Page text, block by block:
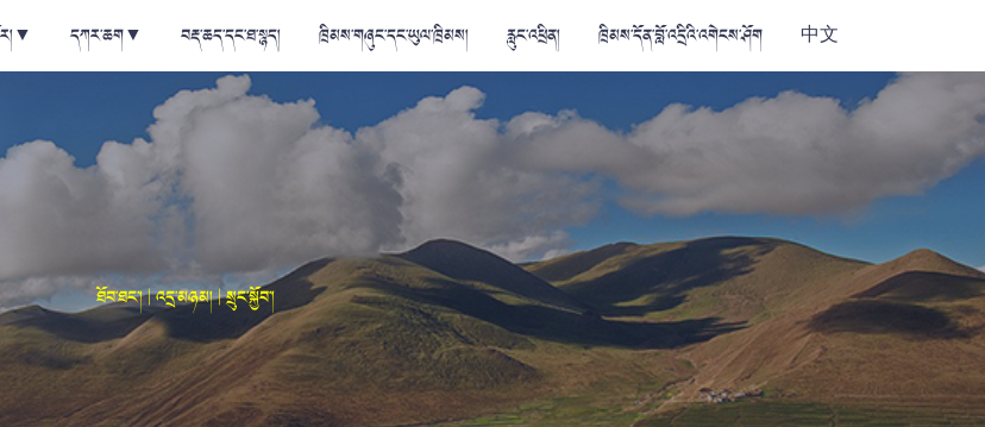
▼ དཀར་ཆག▼ བརྡ་ཆད་དང་ཐ་སྙད། ཁྲིམས་གཞུང་དང་ཡུལ་ཁྲིམས། རླུང་འཕྲིན། ཁྲིམས་དོན་བློ་འདྲིའི་འགེངས་ཤོག 中文
ཐོབ་ཐང་། | འདྲ་མཉམ། | སྲུང་སྐྱོབ་།